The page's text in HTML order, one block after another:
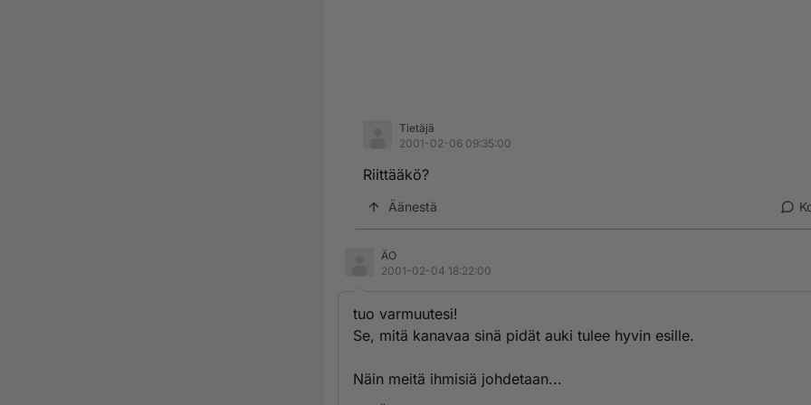
Tietäjä
2001-02-06 09:35:00
Riittääkö?
Äänestä
ÄO
2001-02-04 18:22:00
tuo varmuutesi!
Se, mitä kanavaa sinä pidät auki tulee hyvin esille.
Näin meitä ihmisiä johdetaan...